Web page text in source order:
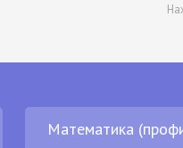
Математика